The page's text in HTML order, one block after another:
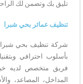
تليق بك وتضمن لك
تنظيف عمائر بحي شبرا
شركة تنظيف بحي شبرا
بأسلوب احترافي
فريق متخصص لديه
المداخل، المصاعد،